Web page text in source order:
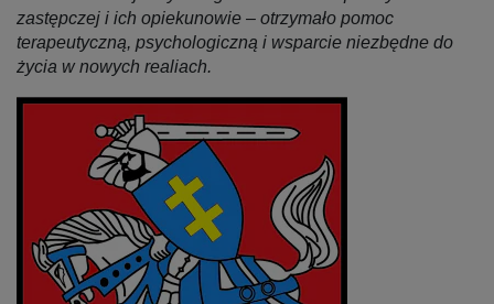
zastępczej i ich opiekunowie – otrzymało pomoc
terapeutyczną, psychologiczną i wsparcie niezbędne do
życia w nowych realiach.